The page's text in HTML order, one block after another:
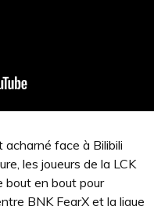
face à Bilibili
les joueurs de la LCK
bout en bout pour
BNK FearX et la ligue